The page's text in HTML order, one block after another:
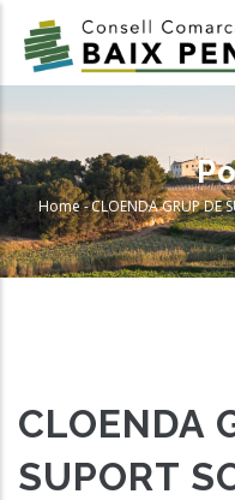
main
Home-CLOENDA GRUP DE
CLOENDA
SUPORT